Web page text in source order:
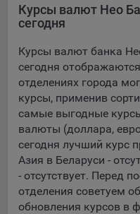
5.4. Создание и
9.1. Технические
применяемые при
для оставления отзыва
работы сайтов и
функционала
системах. Вместе с тем,
браузер, чтобы он
уведомлял
случае некоторые
Курсы валют Нео
сегодня
Курсы валют банка
сегодня
отделениях города
курсы, применив
самые выгодные
валюты (доллара,
сегодня лучший курс
Азия в Беларуси -
- отсутствует. Перед
отделения советуем
обновления курсов в